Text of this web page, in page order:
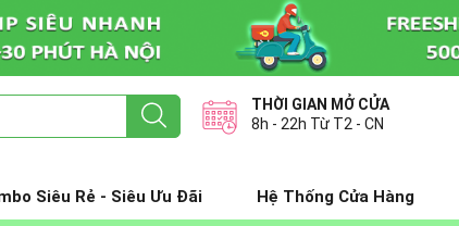
THỜI GIAN MỞ CỬA
8h - 22h Từ T2 - CN
Siêu Rẻ - Siêu Ưu Đãi Hệ Thống Cửa Hàng